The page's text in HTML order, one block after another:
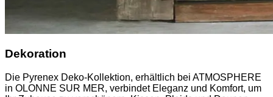
Dekoration
Die Pyrenex Deko-Kollektion, erhältlich bei ATMOSPHERE
in OLONNE SUR MER, verbindet Eleganz und Komfort, um